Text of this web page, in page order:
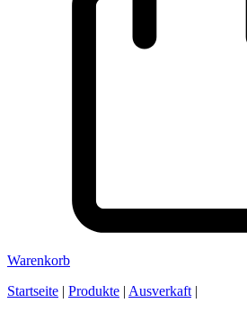
Warenkorb
Startseite | Produkte | Ausverkaft |